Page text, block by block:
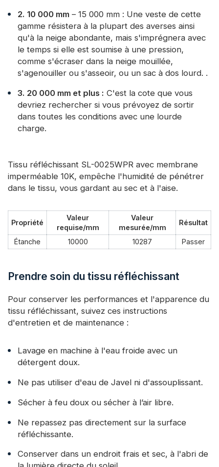
2. 10 000 mm – 15 000 mm : Une veste de cette
gamme résistera à la plupart des averses ainsi
qu'à la neige abondante, mais s'imprégnera avec
le temps si elle est soumise à une pression,
comme s'écraser dans la neige mouillée,
s'agenouiller ou s'asseoir, ou un sac à dos lourd. .
3. 20 000 mm et plus : C'est la cote que vous
devriez rechercher si vous prévoyez de sortir
dans toutes les conditions avec une lourde
charge.
Tissu réfléchissant SL-0025WPR avec membrane
imperméable 10K, empêche l'humidité de pénétrer
dans le tissu, vous gardant au sec et à l'aise.
Propriété
Valeur
requise/mm
Valeur
mesurée/mm
Résultat
Étanche 10000 10287 Passer
Prendre soin du tissu réfléchissant
Pour conserver les performances et l'apparence du
tissu réfléchissant, suivez ces instructions
d'entretien et de maintenance :
Lavage en machine à l'eau froide avec un
détergent doux.
Ne pas utiliser d'eau de Javel ni d'assouplissant.
Sécher à feu doux ou sécher à l’air libre.
Ne repassez pas directement sur la surface
réfléchissante.
Conserver dans un endroit frais et sec, à l'abri de